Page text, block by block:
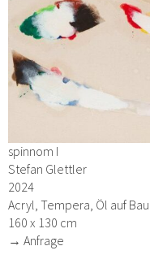
spinnom I
Stefan Glettler
2024
Acryl, Tempera, Öl auf
160 x 130 cm
→ Anfrage